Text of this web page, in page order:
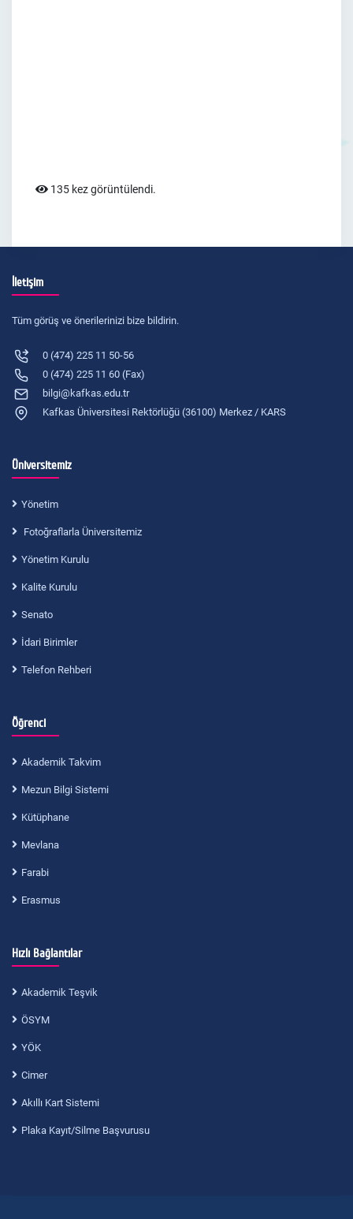
135 kez görüntülendi.
İletişim
Tüm görüş ve önerilerinizi bize bildirin.
0 (474) 225 11 50-56
0 (474) 225 11 60 (Fax)
bilgi@kafkas.edu.tr
Kafkas Üniversitesi Rektörlüğü (36100) Merkez / KARS
Üniversitemiz
Yönetim
Fotoğraflarla Üniversitemiz
Yönetim Kurulu
Kalite Kurulu
Senato
İdari Birimler
Telefon Rehberi
Öğrenci
Akademik Takvim
Mezun Bilgi Sistemi
Kütüphane
Mevlana
Farabi
Erasmus
Hızlı Bağlantılar
Akademik Teşvik
ÖSYM
YÖK
Cimer
Akıllı Kart Sistemi
Plaka Kayıt/Silme Başvurusu